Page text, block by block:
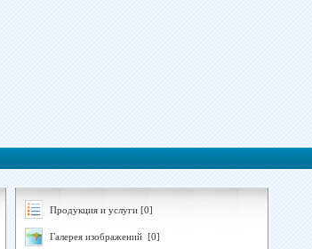
Продукция и услуги [0]
Галерея изображений [0]